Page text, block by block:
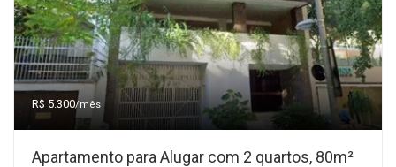
R$ 5.300/mês
Apartamento para Alugar com 2 quartos, 80m²